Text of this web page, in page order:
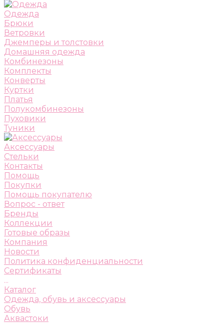
Одежда
Брюки
Ветровки
Джемперы и толстовки
Домашняя одежда
Комбинезоны
Комплекты
Конверты
Куртки
Платья
Полукомбинезоны
Пуховики
Туники
Аксессуары
Стельки
Контакты
Помощь
Покупки
Помощь покупателю
Вопрос - ответ
Бренды
Коллекции
Готовые образы
Компания
Новости
Политика конфиденциальности
Сертификаты
...
Каталог
Одежда, обувь и аксессуары
Обувь
Аквастоки